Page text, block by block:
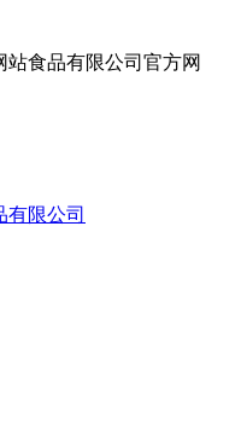
食品有限公司官方网